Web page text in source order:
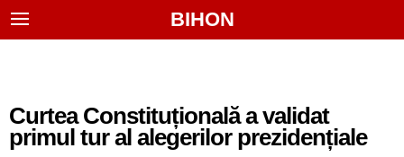
BIHON
Curtea Constituțională a validat
primul tur al alegerilor prezidențiale